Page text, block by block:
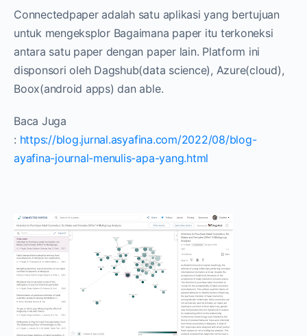
Connectedpaper adalah satu aplikasi yang bertujuan
untuk mengeksplor Bagaimana paper itu terkoneksi
antara satu paper dengan paper lain. Platform ini
disponsori oleh Dagshub(data science), Azure(cloud),
Boox(android apps) dan able.
Baca Juga
: https://blog.jurnal.asyafina.com/2022/08/blog-
ayafina-journal-menulis-apa-yang.html